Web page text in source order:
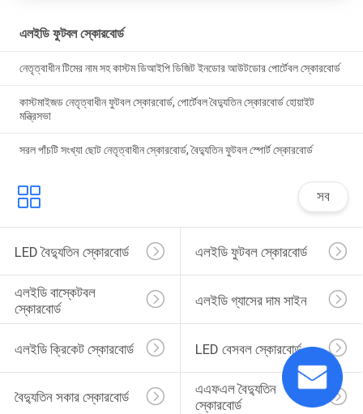
এলইডি ফুটবল স্কোরবোর্ড
নেতৃত্বাধীন টিমের নাম সহ কাস্টম ডিআইপি ডিজিট ইনডোর আউটডোর পোর্টেবল স্কোরবোর্ড
কাস্টমাইজড নেতৃত্বাধীন ফুটবল স্কোরবোর্ড, পোর্টেবল বৈদ্যুতিন স্কোরবোর্ড হোয়াইট
মন্ত্রিসভা
সরল পাঁচটি সংখ্যা ছোট নেতৃত্বাধীন স্কোরবোর্ড, বৈদ্যুতিন ফুটবল স্পোর্ট স্কোরবোর্ড
সব
LED বৈদ্যুতিন স্কোরবোর্ড এলইডি ফুটবল স্কোরবোর্ড
এলইডি বাস্কেটবল
স্কোরবোর্ড
এলইডি গ্যাসের দাম সাইন
এলইডি ক্রিকেট স্কোরবোর্ড LED বেসবল স্কোরবোর্ড
বৈদ্যুতিন সকার স্কোরবোর্ড
এএফএল বৈদ্যুতিন
স্কোরবোর্ড